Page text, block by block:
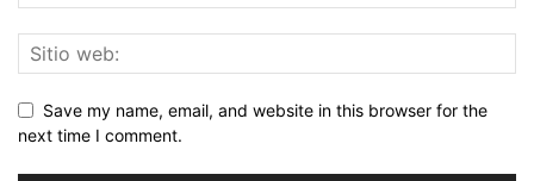
Save my name, email, and website in this browser for the
next time I comment.